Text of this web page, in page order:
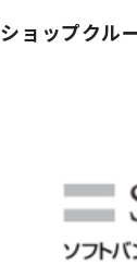
ショップクル